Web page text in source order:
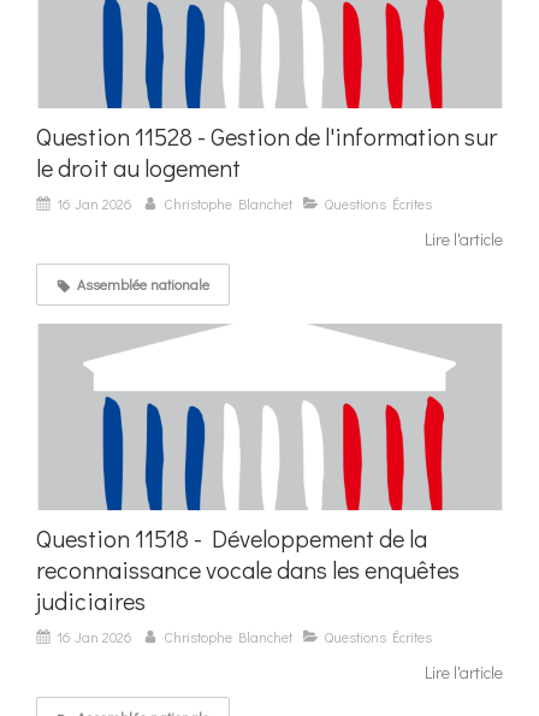
Question 11528 - Gestion de l'information sur
le droit au logement
16 Jan 2026 Christophe Blanchet Questions Écrites
Lire l'article
Assemblée nationale
Question 11518 - Développement de la
reconnaissance vocale dans les enquêtes
judiciaires
16 Jan 2026 Christophe Blanchet Questions Écrites
Lire l'article